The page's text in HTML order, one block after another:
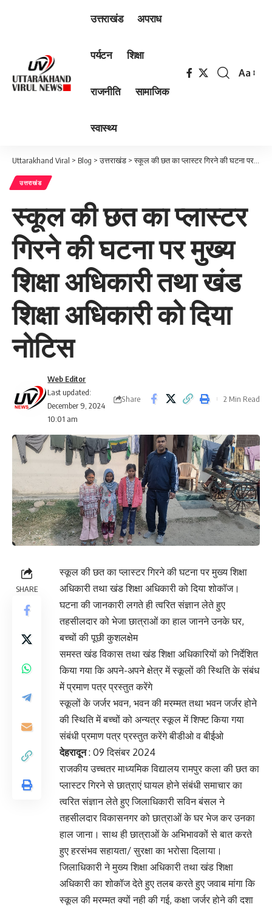
उत्तराखंड अपराध
पर्यटन शिक्षा
राजनीति सामाजिक
स्वास्थ्य
Font
Aa
Uttarakhand Viral > Blog >उत्तराखंड >स्कूल की छत का प्लास्टर गिरने की घटना पर मुख्य शिक्षा अधिकारी तथा खंड शिक्षा अधिकारी को दिया नोटिस
उत्तराखंड
स्कूल की छत का प्लास्टर
गिरने की घटना पर मुख्य
शिक्षा अधिकारी तथा खंड
शिक्षा अधिकारी को दिया
नोटिस
Last updated:
December 9, 2024
10:01 am
Web Editor
Share 2 Min Read
SHARE
स्कूल की छत का प्लास्टर गिरने की घटना पर मुख्य शिक्षा
अधिकारी तथा खंड शिक्षा अधिकारी को दिया शोकॉज।
घटना की जानकारी लगते ही त्वरित संज्ञान लेते हुए
तहसीलदार को भेजा छात्राओं का हाल जानने उनके घर,
बच्चों की पूछी कुशलक्षेम
समस्त खंड विकास तथा खंड शिक्षा अधिकारियों को निर्देशित
किया गया कि अपने-अपने क्षेत्र में स्कूलों की स्थिति के संबंध
में प्रमाण पत्र प्रस्तुत करेंगे
स्कूलों के जर्जर भवन, भवन की मरम्मत तथा भवन जर्जर होने
की स्थिति में बच्चों को अन्यत्र स्कूल में शिफ्ट किया गया
संबंधी प्रमाण पत्र प्रस्तुत करेंगे बीडीओ व बीईओ
देहरादून: 09 दिसंबर 2024
राजकीय उच्चतर माध्यमिक विद्यालय रामपुर कला की छत का
प्लास्टर गिरने से छात्राएं घायल होने संबंधी समाचार का
त्वरित संज्ञान लेते हुए जिलाधिकारी सविन बंसल ने
तहसीलदार विकासनगर को छात्राओं के घर भेज कर उनका
हाल जाना। साथ ही छात्राओं के अभिभावकों से बात करते
हुए हरसंभव सहायता/ सुरक्षा का भरोसा दिलाया।
जिलाधिकारी ने मुख्य शिक्षा अधिकारी तथा खंड शिक्षा
अधिकारी का शोकॉज देते हुए तलब करते हुए जवाब मांगा कि
स्कूल की मरम्मत क्यों नही की गई, कक्षा जर्जर होने की दशा